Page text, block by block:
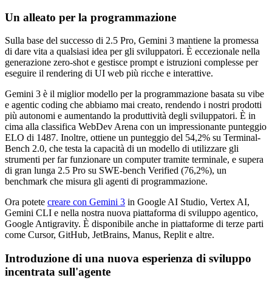
Un alleato per la programmazione
Sulla base del successo di 2.5 Pro, Gemini 3 mantiene la promessa
di dare vita a qualsiasi idea per gli sviluppatori. È eccezionale nella
generazione zero-shot e gestisce prompt e istruzioni complesse per
eseguire il rendering di UI web più ricche e interattive.
Gemini 3 è il miglior modello per la programmazione basata su vibe
e agentic coding che abbiamo mai creato, rendendo i nostri prodotti
più autonomi e aumentando la produttività degli sviluppatori. È in
cima alla classifica WebDev Arena con un impressionante punteggio
ELO di 1487. Inoltre, ottiene un punteggio del 54,2% su Terminal-
Bench 2.0, che testa la capacità di un modello di utilizzare gli
strumenti per far funzionare un computer tramite terminale, e supera
di gran lunga 2.5 Pro su SWE-bench Verified (76,2%), un
benchmark che misura gli agenti di programmazione.
Ora potete creare con Gemini 3 in Google AI Studio, Vertex AI,
Gemini CLI e nella nostra nuova piattaforma di sviluppo agentico,
Google Antigravity. È disponibile anche in piattaforme di terze parti
come Cursor, GitHub, JetBrains, Manus, Replit e altre.
Introduzione di una nuova esperienza di sviluppo
incentrata sull'agente